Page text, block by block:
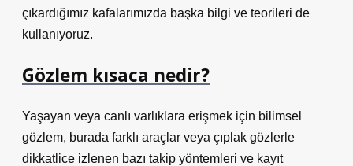
çıkardığımız kafalarımızda başka bilgi ve teorileri de
kullanıyoruz.
Gözlem kısaca nedir?
Yaşayan veya canlı varlıklara erişmek için bilimsel
gözlem, burada farklı araçlar veya çıplak gözlerle
dikkatlice izlenen bazı takip yöntemleri ve kayıt